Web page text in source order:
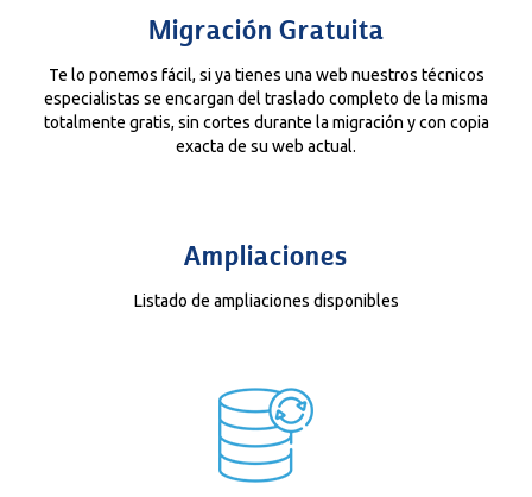
Migración Gratuita
Te lo ponemos fácil, si ya tienes una web nuestros técnicos
especialistas se encargan del traslado completo de la misma
totalmente gratis, sin cortes durante la migración y con copia
exacta de su web actual.
Ampliaciones
Listado de ampliaciones disponibles